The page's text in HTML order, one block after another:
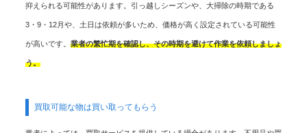
抑えられる可能性があります。引っ越しシーズンや、大掃除の時期である
3・9・12月や、土日は依頼が多いため、価格が高く設定されている可能性
が高いです。 業者の繁忙期を確認し、その時期を避けて作業を依頼しましょ
う。
買取可能な物は買い取ってもらう